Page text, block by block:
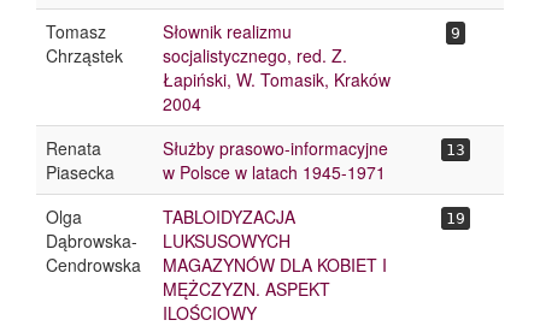
Tomasz
Chrząstek
Słownik realizmu
socjalistycznego, red. Z.
Łapiński, W. Tomasik, Kraków
2004
9
Renata
Piasecka
Służby prasowo-informacyjne
w Polsce w latach 1945-1971
13
Olga
Dąbrowska-
Cendrowska
TABLOIDYZACJA
LUKSUSOWYCH
MAGAZYNÓW DLA KOBIET I
MĘŻCZYZN. ASPEKT
ILOŚCIOWY
19